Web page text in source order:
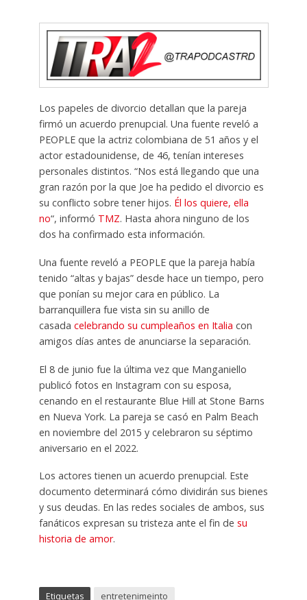
Los papeles de divorcio detallan que la pareja
firmó un acuerdo prenupcial. Una fuente reveló a
PEOPLE que la actriz colombiana de 51 años y el
actor estadounidense, de 46, tenían intereses
personales distintos. “Nos está llegando que una
gran razón por la que Joe ha pedido el divorcio es
su conflicto sobre tener hijos. Él los quiere, ella
no“, informó TMZ. Hasta ahora ninguno de los
dos ha confirmado esta información.
Una fuente reveló a PEOPLE que la pareja había
tenido “altas y bajas” desde hace un tiempo, pero
que ponían su mejor cara en público. La
barranquillera fue vista sin su anillo de
casada celebrando su cumpleaños en Italia con
amigos días antes de anunciarse la separación.
El 8 de junio fue la última vez que Manganiello
publicó fotos en Instagram con su esposa,
cenando en el restaurante Blue Hill at Stone Barns
en Nueva York. La pareja se casó en Palm Beach
en noviembre del 2015 y celebraron su séptimo
aniversario en el 2022.
Los actores tienen un acuerdo prenupcial. Este
documento determinará cómo dividirán sus bienes
y sus deudas. En las redes sociales de ambos, sus
fanáticos expresan su tristeza ante el fin de su
historia de amor.
Etiquetas entretenimeinto